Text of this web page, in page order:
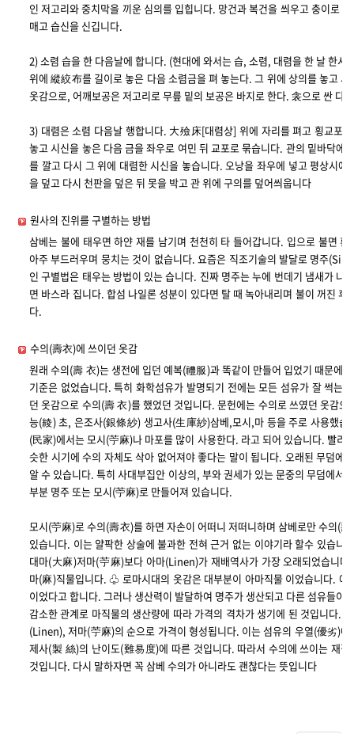
인 저고리와 중치막을 끼운 심의를 입힙니다. 망건과 복건을 씌우고 충이로
매고 습신을 신깁니다.
2) 소렴 습을 한 다음날에 합니다. (현대에 와서는 습, 소렴, 대렴을 한 날 한
위에 縱絞布를 길이로 놓은 다음 소렴금을 펴 놓는다. 그 위에 상의를 놓고
옷감으로, 어깨보공은 저고리로 무릎 밑의 보공은 바지로 한다. 衾으로 싼 다
3) 대렴은 소렴 다음날 행합니다. 大殮床[대렴상] 위에 자리를 펴고 횡교포,
놓고 시신을 놓은 다음 금을 좌우로 여민 뒤 교포로 묶습니다. 관의 밑바닥
를 깔고 다시 그 위에 대렴한 시신을 놓습니다. 오낭을 좌우에 넣고 평상시
을 덮고 다시 천판을 덮은 뒤 못을 박고 관 위에 구의를 덮어씌웁니다
원사의 진위를 구별하는 방법
삼베는 불에 태우면 하얀 재를 남기며 천천히 타 들어갑니다. 입으로 불면
아주 부드러우며 뭉치는 것이 없습니다. 요즘은 직조기술의 발달로 명주
인 구별법은 태우는 방법이 있는 습니다. 진짜 명주는 누에 번데기 냄새가 나
면 바스라 집니다. 합섬 나일론 성분이 있다면 탈 때 녹아내리며 불이 꺼진
다.
수의(壽衣)에 쓰이던 옷감
원래 수의(壽 衣)는 생전에 입던 예복(禮服)과 똑같이 만들어 입었기 때문에
기준은 없었습니다. 특히 화학섬유가 발명되기 전에는 모든 섬유가 잘 썩는
던 옷감으로 수의(壽 衣)를 했었던 것입니다. 문헌에는 수의로 쓰였던 옷감
능(綾) 초, 은조사(銀條紗) 생고사(生庫紗)삼베,모시,마 등을 주로 사용했습
(民家)에서는 모시(苧麻)나 마포를 많이 사용한다. 라고 되어 있습니다. 빨리
슷한 시기에 수의 자체도 삭아 없어져야 좋다는 말이 됩니다. 오래된 무덤에
알 수 있습니다. 특히 사대부집안 이상의, 부와 권세가 있는 문중의 무덤에서
부분 명주 또는 모시(苧麻)로 만들어져 있습니다.
모시(苧麻)로 수의(壽衣)를 하면 자손이 어떠니 저떠니하며 삼베로만 수의(
있습니다. 이는 얄팍한 상술에 불과한 전혀 근거 없는 이야기라 할수 있습니
대마(大麻)저마(苧麻)보다 아마(Linen)가 재배역사가 가장 오래되었습니다
마(麻)직물입니다. ♧ 로마시대의 옷감은 대부분이 아마직물 이었습니다.
이었다고 합니다. 그러나 생산력이 발달하여 명주가 생산되고 다른 섬유들이
감소한 관계로 마직물의 생산량에 따라 가격의 격차가 생기에 된 것입니다.
(Linen), 저마(苧麻)의 순으로 가격이 형성됩니다. 이는 섬유의 우열(優劣)에
제사(製 絲)의 난이도(難易度)에 따른 것입니다. 따라서 수의에 쓰이는 재
것입니다. 다시 말하자면 꼭 삼베 수의가 아니라도 괜찮다는 뜻입니다